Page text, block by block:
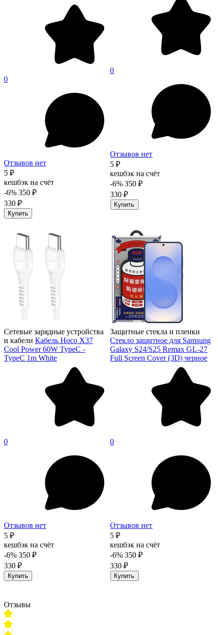
0
Отзывов нет
5 ₽
кешбэк на счёт
-6% 350 ₽
330 ₽
Купить
0
Отзывов нет
5 ₽
кешбэк на счёт
-6% 350 ₽
330 ₽
Купить
Сетевые зарядные устройства
и кабели Кабель Hoco X37
Cool Power 60W TypeC -
TypeC 1m White
0
Отзывов нет
5 ₽
кешбэк на счёт
-6% 350 ₽
330 ₽
Купить
Защитные стекла и пленки
Стекло защитное для Samsung
Galaxy S24/S25 Remax GL-27
Full Screen Cover (3D) черное
0
Отзывов нет
5 ₽
кешбэк на счёт
-6% 350 ₽
330 ₽
Купить
Отзывы